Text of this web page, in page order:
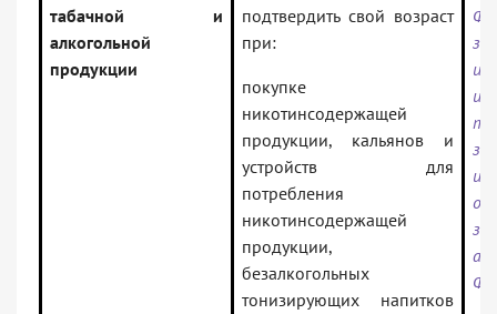
табачной и
алкогольной
продукции
подтвердить свой возраст
при:
покупке
никотинсодержащей
продукции, кальянов и
устройств для
потребления
никотинсодержащей
продукции,
безалкогольных
тонизирующих напитков